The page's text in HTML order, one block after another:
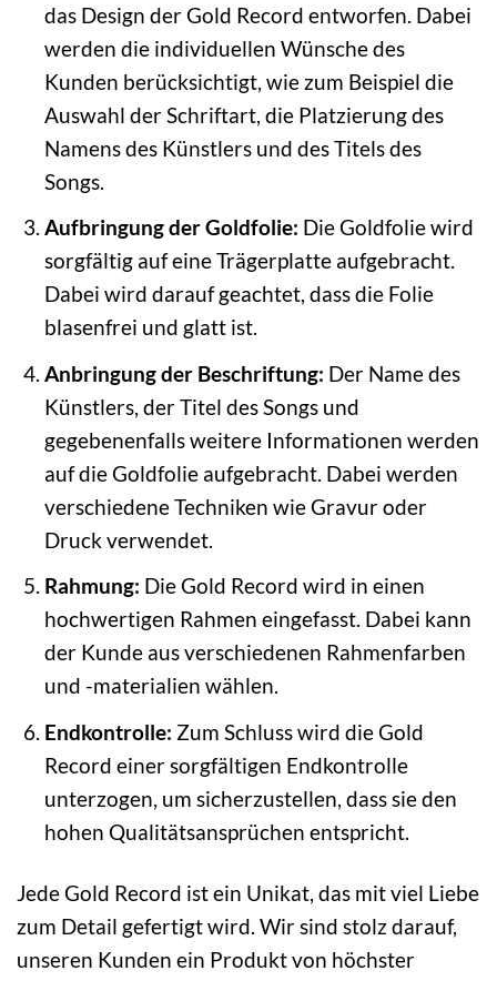
das Design der Gold Record entworfen. Dabei
werden die individuellen Wünsche des
Kunden berücksichtigt, wie zum Beispiel die
Auswahl der Schriftart, die Platzierung des
Namens des Künstlers und des Titels des
Songs.
Aufbringung der Goldfolie: Die Goldfolie wird
sorgfältig auf eine Trägerplatte aufgebracht.
Dabei wird darauf geachtet, dass die Folie
blasenfrei und glatt ist.
Anbringung der Beschriftung: Der Name des
Künstlers, der Titel des Songs und
gegebenenfalls weitere Informationen werden
auf die Goldfolie aufgebracht. Dabei werden
verschiedene Techniken wie Gravur oder
Druck verwendet.
Rahmung: Die Gold Record wird in einen
hochwertigen Rahmen eingefasst. Dabei kann
der Kunde aus verschiedenen Rahmenfarben
und -materialien wählen.
Endkontrolle: Zum Schluss wird die Gold
Record einer sorgfältigen Endkontrolle
unterzogen, um sicherzustellen, dass sie den
hohen Qualitätsansprüchen entspricht.
Jede Gold Record ist ein Unikat, das mit viel Liebe
zum Detail gefertigt wird. Wir sind stolz darauf,
unseren Kunden ein Produkt von höchster